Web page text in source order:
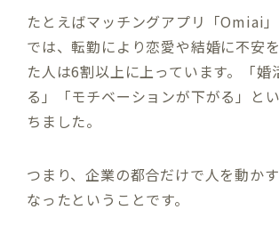
たとえばマッチングアプリ「Omiai
では、転勤により恋愛や結婚に不安
た人は6割以上に上っています。「婚
る」「モチベーションが下がる」と
ちました。
つまり、企業の都合だけで人を動か
なったということです。